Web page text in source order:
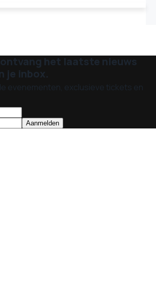
ontvang het laatste nieuws
je inbox.
evenementen, exclusieve tickets en